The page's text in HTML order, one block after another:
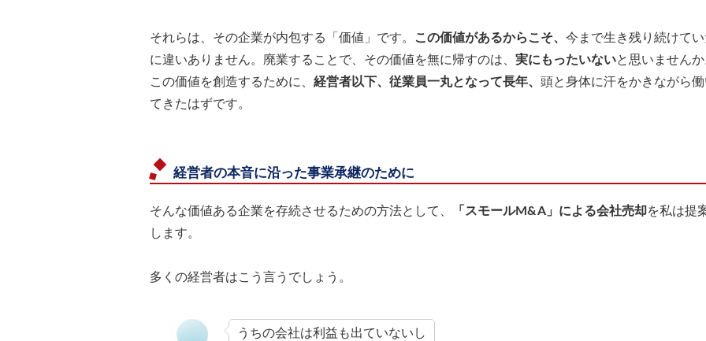
それらは、その企業が内包する「価値」です。 この価値があるからこそ、 今まで生き残り続けて
に違いありません。廃業することで、その価値を無に帰すのは、 実にもったいないと思いません
この価値を創造するために、 経営者以下、従業員一丸となって長年、 頭と身体に汗をかきながら
てきたはずです。
経営者の本音に沿った事業承継のために
そんな価値ある企業を存続させるための方法として、 「スモールM&A」による会社売却を私は提
します。
多くの経営者はこう言うでしょう。
うちの会社は利益も出ていないし